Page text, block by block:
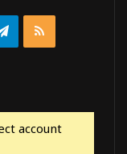
Telegram
RSS
account